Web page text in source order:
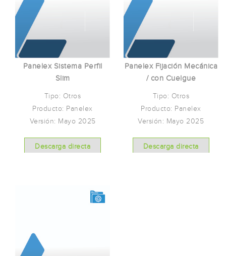
Panelex Sistema Perfil
Slim
Tipo: Otros
Producto: Panelex
Versión: Mayo 2025
Descarga directa
Panelex Fijación Mecánica
/ con Cuelgue
Tipo: Otros
Producto: Panelex
Versión: Mayo 2025
Descarga directa